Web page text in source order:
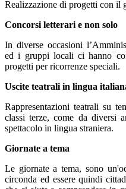
Realizzazione di progetti con
Concorsi letterari e non solo
In diverse occasioni
ed i gruppi locali ci hanno
progetti per ricorrenze speciali.
Uscite teatrali in lingua
Rappresentazioni teatrali su
classi terze, come da diversi
spettacolo in lingua straniera.
Giornate a tema
Le giornate a tema, sono
circonda ed essere quindi